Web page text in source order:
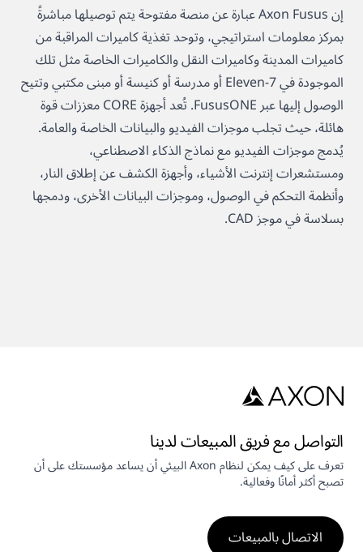
إن Axon Fusus عبارة عن منصة مفتوحة يتم توصيلها مباشرةً
بمركز معلومات استراتيجي، وتوحد تغذية كاميرات المراقبة من
كاميرات المدينة وكاميرات النقل والكاميرات الخاصة مثل تلك
الموجودة في 7-Eleven أو مدرسة أو كنيسة أو مبنى مكتبي وتتيح
الوصول إليها عبر FususONE. تُعد أجهزة CORE معززات قوة
هائلة، حيث تجلب موجزات الفيديو والبيانات الخاصة والعامة.
يُدمج موجزات الفيديو مع نماذج الذكاء الاصطناعي،
ومستشعرات إنترنت الأشياء، وأجهزة الكشف عن إطلاق النار،
وأنظمة التحكم في الوصول، وموجزات البيانات الأخرى، ودمجها
بسلاسة في موجز CAD.
التواصل مع فريق المبيعات لدينا
تعرف على كيف يمكن لنظام Axon البيئي أن يساعد مؤسستك على أن
تصبح أكثر أمانًا وفعالية.
الاتصال بالمبيعات